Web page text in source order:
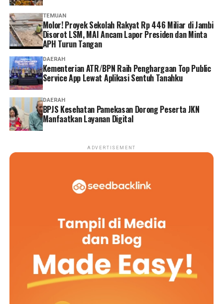
TEMUAN
Molor! Proyek Sekolah Rakyat Rp 446 Miliar di Jambi
Disorot LSM, MAI Ancam Lapor Presiden dan Minta
APH Turun Tangan
DAERAH
Kementerian ATR/BPN Raih Penghargaan Top Public
Service App Lewat Aplikasi Sentuh Tanahku
DAERAH
BPJS Kesehatan Pamekasan Dorong Peserta JKN
Manfaatkan Layanan Digital
ADVERTISEMENT